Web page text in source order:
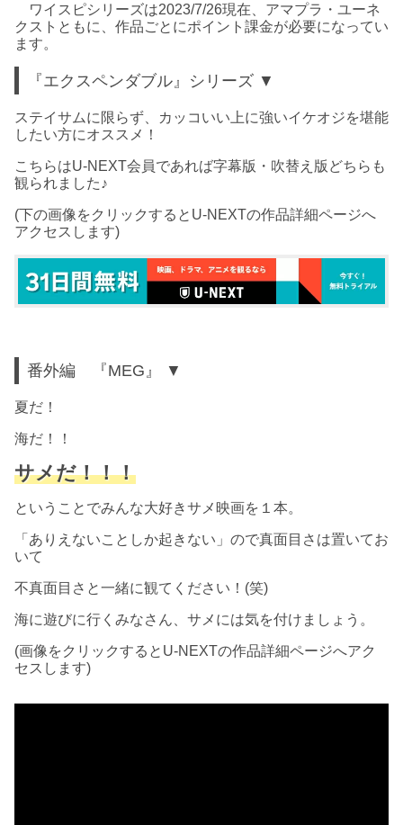
ワイスピシリーズは2023/7/26現在、アマプラ・ユーネ
クストともに、作品ごとにポイント課金が必要になってい
ます。
『エクスペンダブル』シリーズ ▼
ステイサムに限らず、カッコいい上に強いイケオジを堪能
したい方にオススメ！
こちらはU-NEXT会員であれば字幕版・吹替え版どちらも
観られました♪
(下の画像をクリックするとU-NEXTの作品詳細ページへ
アクセスします)
番外編 『MEG』 ▼
夏だ！
海だ！！
サメだ！！！
ということでみんな大好きサメ映画を１本。
「ありえないことしか起きない」ので真面目さは置いてお
いて
不真面目さと一緒に観てください！(笑)
海に遊びに行くみなさん、サメには気を付けましょう。
(画像をクリックするとU-NEXTの作品詳細ページへアク
セスします)